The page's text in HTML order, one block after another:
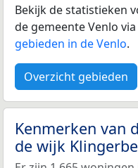
Bekijk de statistieken
de gemeente Venlo
gebieden in de Venlo.
Overzicht gebieden
Kenmerken van
de wijk